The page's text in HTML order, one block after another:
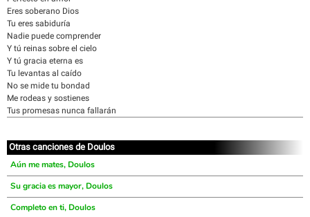
Eres soberano Dios
Tu eres sabiduría
Nadie puede comprender
Y tú reinas sobre el cielo
Y tú gracia eterna es
Tu levantas al caído
No se mide tu bondad
Me rodeas y sostienes
Tus promesas nunca fallarán
Otras canciones de Doulos
Aún me mates, Doulos
Su gracia es mayor, Doulos
Completo en ti, Doulos